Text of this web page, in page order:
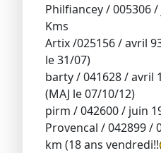
Philfiancey / 005306
Kms
Artix /025156 / avril
le 31/07)
barty / 041628 / avril
(MAJ le 07/10/12)
pirm / 042600 / juin
Provencal / 042899 /
km (18 ans vendredi!!